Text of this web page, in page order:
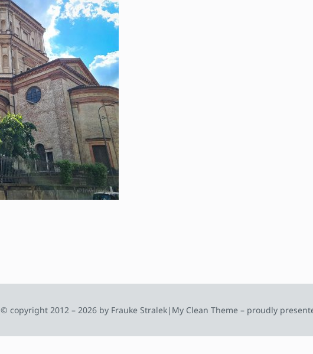
© copyright 2012 – 2026 by Frauke Stralek| My Clean Theme – proudly